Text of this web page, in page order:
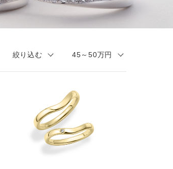
絞り込む 45～50万円